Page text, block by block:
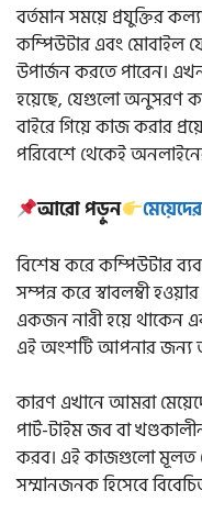
বর্তমান সময়ে প্রযুক্তির
কম্পিউটার এবং মোবাইল
উপার্জন করতে পারেন।
হয়েছে, যেগুলো অনুসরণ
বাইরে গিয়ে কাজ করার
পরিবেশে থেকেই
আরো পড়ুন
বিশেষ করে কম্পিউটার
সম্পন্ন করে স্বাবলম্বী
একজন নারী হয়ে থাকেন
এই অংশটি আপনার জন্য
কারণ এখানে আমরা
পার্ট-টাইম জব বা
করব। এই কাজগুলো মূলত
সম্মানজনক হিসেবে